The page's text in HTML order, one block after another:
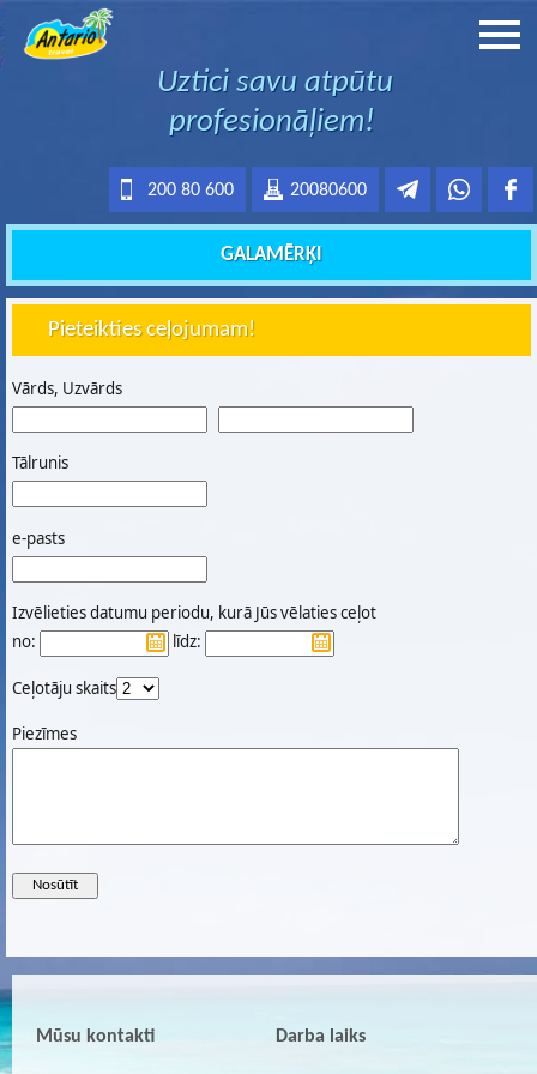
Uztici savu atpūtu
profesionāļiem!
20080600
200 80 600
GALAMĒRĶI
Pieteikties ceļojumam!
Vārds, Uzvārds
Tālrunis
e-pasts
Izvēlieties datumu periodu, kurā Jūs vēlaties ceļot
no:
līdz:
Ceļotāju skaits
Piezīmes
Mūsu kontakti Darba laiks